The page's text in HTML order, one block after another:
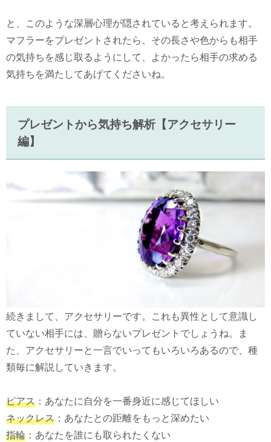
と、このような深層心理が隠されていると考えられます。
マフラーをプレゼントされたら、その長さや色からも相手
の気持ちを感じ取るようにして、よかったら相手の求める
気持ちを満たしてあげてくださいね。
プレゼントから気持ち解析【アクセサリー
編】
続きまして、アクセサリーです。これも異性として意識し
ていない相手には、贈らないプレゼントでしょうね。ま
た、アクセサリーと一言でいってもいろいろあるので、種
類毎に解説していきます。
ピアス ：あなたに自分を一番身近に感じてほしい
ネックレス ：あなたとの距離をもっと深めたい
指輪 ：あなたを誰にも取られたくない